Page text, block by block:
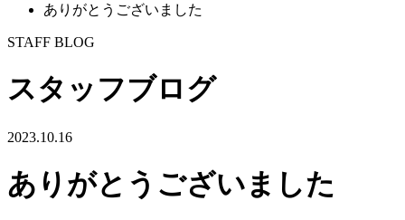
ありがとうございました
STAFF BLOG
スタッフブログ
2023.10.16
ありがとうございました